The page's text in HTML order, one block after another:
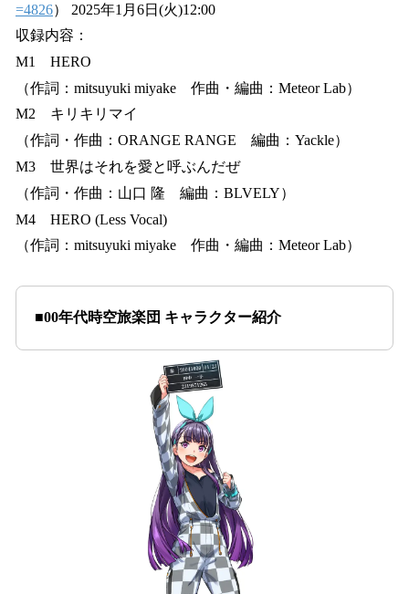
=4826） 2025年1月6日(火)12:00
収録内容：
M1 HERO
（作詞：mitsuyuki miyake 作曲・編曲：Meteor Lab）
M2 キリキリマイ
（作詞・作曲：ORANGE RANGE 編曲：Yackle）
M3 世界はそれを愛と呼ぶんだぜ
（作詞・作曲：山口 隆 編曲：BLVELY）
M4 HERO (Less Vocal)
（作詞：mitsuyuki miyake 作曲・編曲：Meteor Lab）
■00年代時空旅楽団 キャラクター紹介